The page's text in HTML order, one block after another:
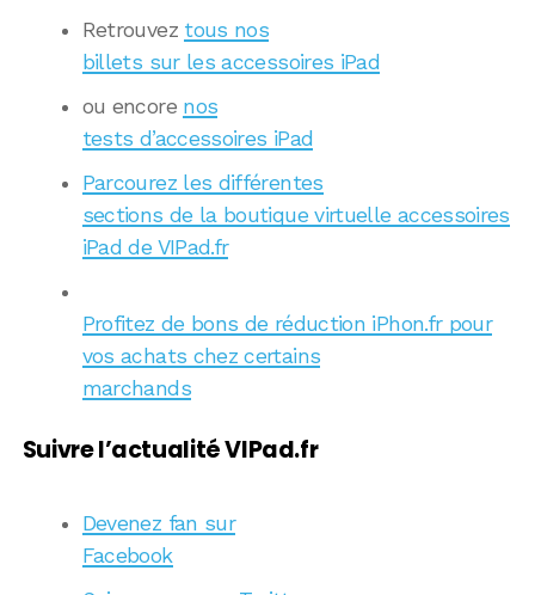
Retrouvez tous nos
billets sur les accessoires iPad
ou encore nos
tests d’accessoires iPad
Parcourez les différentes
sections de la boutique virtuelle accessoires
iPad de VIPad.fr
Profitez de bons de réduction iPhon.fr pour
vos achats chez certains
marchands
Suivre l’actualité VIPad.fr
Devenez fan sur
Facebook